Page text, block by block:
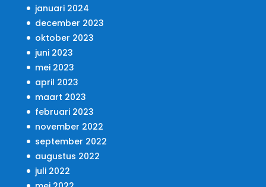
januari 2024
december 2023
oktober 2023
juni 2023
mei 2023
april 2023
maart 2023
februari 2023
november 2022
september 2022
augustus 2022
juli 2022